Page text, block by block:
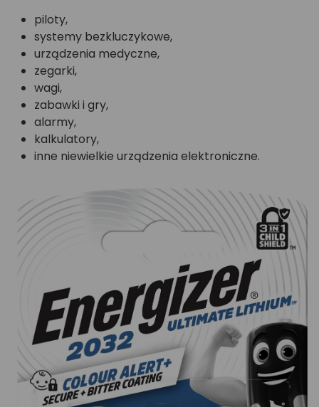
piloty,
systemy bezkluczykowe,
urządzenia medyczne,
zegarki,
wagi,
zabawki i gry,
alarmy,
kalkulatory,
inne niewielkie urządzenia elektroniczne.